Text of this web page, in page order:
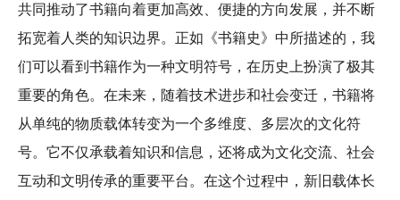
共同推动了书籍向着更加高效、便捷的方向发展，并不断
拓宽着人类的知识边界。正如《书籍史》中所描述的，我
们可以看到书籍作为一种文明符号，在历史上扮演了极其
重要的角色。在未来，随着技术进步和社会变迁，书籍将
从单纯的物质载体转变为一个多维度、多层次的文化符
号。它不仅承载着知识和信息，还将成为文化交流、社会
互动和文明传承的重要平台。在这个过程中，新旧载体长